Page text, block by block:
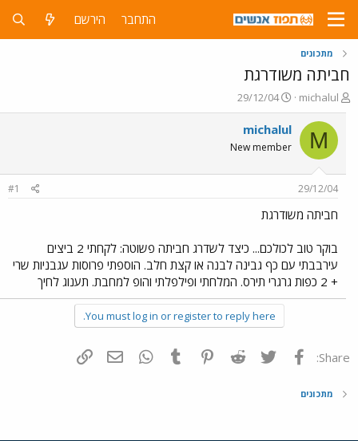
התחבר הירשם
מתכונים
חביתה משודרגת
פ
ו
ת
ח
ה
ש
א
michalul
פ
ו
ר
ס
ם
ר
29/12/04
M
michalul
New member
29/12/04
#1
חביתה משודרגת
בוקר טוב לכולכם... כיצד לשדרג חביתה פשוטה: לקחתי 2 ביצים
עירבבתי עם כף גבינה לבנה או קצת חלב. הוספתי פרוסות עגבניות שרי
+ 2 כפות גרגרי תירס. המלחתי ופילפלתי והופ למחבת. תענוג לחיך
You must log in or register to reply here.
Share: פייסבוק Twitter
Reddit
Pinterest
Tumblr
WhatsAppדואר אלקטרוני
מתכונים